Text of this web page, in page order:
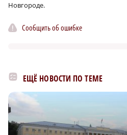
Новгороде.
Сообщить об ошибке
ЕЩЁ НОВОСТИ ПО ТЕМЕ